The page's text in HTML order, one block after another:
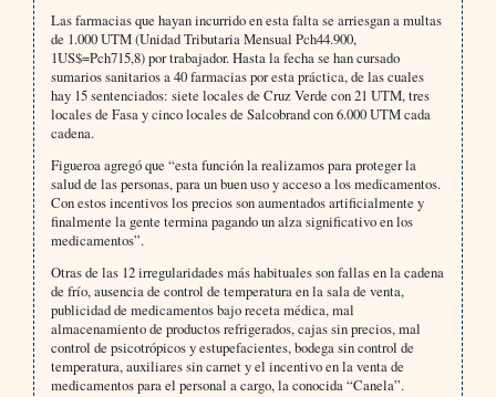
Las farmacias que hayan incurrido en esta falta se arriesgan a multas
de 1.000 UTM (Unidad Tributaria Mensual Pch44.900,
1US$=Pch715,8) por trabajador. Hasta la fecha se han cursado
sumarios sanitarios a 40 farmacias por esta práctica, de las cuales
hay 15 sentenciados: siete locales de Cruz Verde con 21 UTM, tres
locales de Fasa y cinco locales de Salcobrand con 6.000 UTM cada
cadena.
Figueroa agregó que “esta función la realizamos para proteger la
salud de las personas, para un buen uso y acceso a los medicamentos.
Con estos incentivos los precios son aumentados artificialmente y
finalmente la gente termina pagando un alza significativo en los
medicamentos”.
Otras de las 12 irregularidades más habituales son fallas en la cadena
de frío, ausencia de control de temperatura en la sala de venta,
publicidad de medicamentos bajo receta médica, mal
almacenamiento de productos refrigerados, cajas sin precios, mal
control de psicotrópicos y estupefacientes, bodega sin control de
temperatura, auxiliares sin carnet y el incentivo en la venta de
medicamentos para el personal a cargo, la conocida “Canela”.